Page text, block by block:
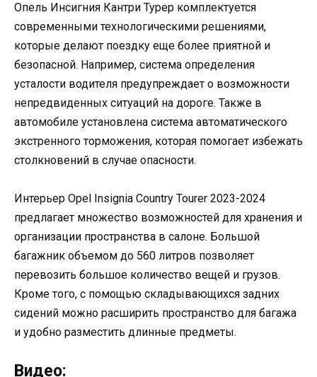
Опель Инсигния Кантри Турер комплектуется
современными технологическими решениями,
которые делают поездку еще более приятной и
безопасной. Например, система определения
усталости водителя предупреждает о возможности
непредвиденных ситуаций на дороге. Также в
автомобиле установлена система автоматического
экстренного торможения, которая помогает избежать
столкновений в случае опасности.
Интерьер Opel Insignia Country Tourer 2023-2024
предлагает множество возможностей для хранения и
организации пространства в салоне. Большой
багажник объемом до 560 литров позволяет
перевозить большое количество вещей и грузов.
Кроме того, с помощью складывающихся задних
сидений можно расширить пространство для багажа
и удобно разместить длинные предметы.
Видео: